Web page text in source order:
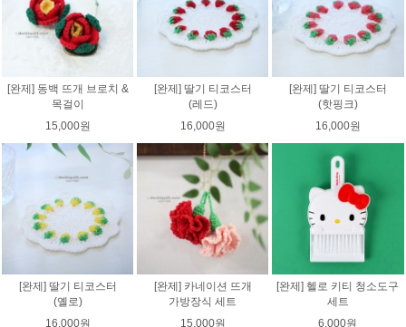
[완제] 동백 뜨개 브로치 &
목걸이
15,000원
[완제] 딸기 티코스터
(레드)
16,000원
[완제] 딸기 티코스터
(핫핑크)
16,000원
[완제] 딸기 티코스터
(옐로)
16,000원
[완제] 카네이션 뜨개
가방장식 세트
15,000원
[완제] 헬로 키티 청소도구
세트
6,000원